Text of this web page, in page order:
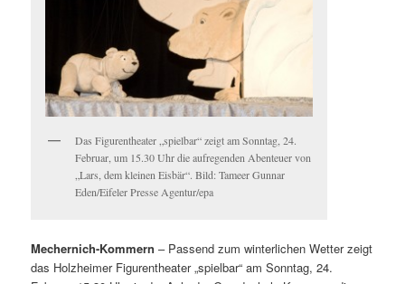
Das Figurentheater „spielbar“ zeigt am Sonntag, 24.
Februar, um 15.30 Uhr die aufregenden Abenteuer von
„Lars, dem kleinen Eisbär“. Bild: Tameer Gunnar
Eden/Eifeler Presse Agentur/epa
Mechernich-Kommern – Passend zum winterlichen Wetter zeigt
das Holzheimer Figurentheater „spielbar“ am Sonntag, 24.